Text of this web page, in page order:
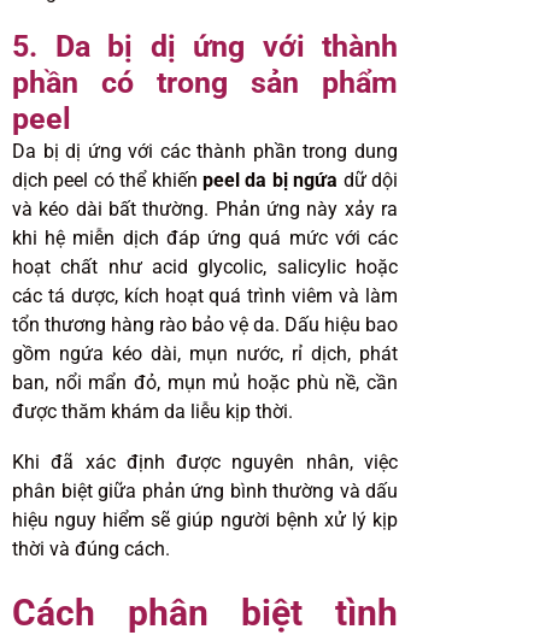
5. Da bị dị ứng với thành
phần có trong sản phẩm
peel
Da bị dị ứng với các thành phần trong dung
dịch peel có thể khiến peel da bị ngứa dữ dội
và kéo dài bất thường. Phản ứng này xảy ra
khi hệ miễn dịch đáp ứng quá mức với các
hoạt chất như acid glycolic, salicylic hoặc
các tá dược, kích hoạt quá trình viêm và làm
tổn thương hàng rào bảo vệ da. Dấu hiệu bao
gồm ngứa kéo dài, mụn nước, rỉ dịch, phát
ban, nổi mẩn đỏ, mụn mủ hoặc phù nề, cần
được thăm khám da liễu kịp thời.
Khi đã xác định được nguyên nhân, việc
phân biệt giữa phản ứng bình thường và dấu
hiệu nguy hiểm sẽ giúp người bệnh xử lý kịp
thời và đúng cách.
Cách phân biệt tình